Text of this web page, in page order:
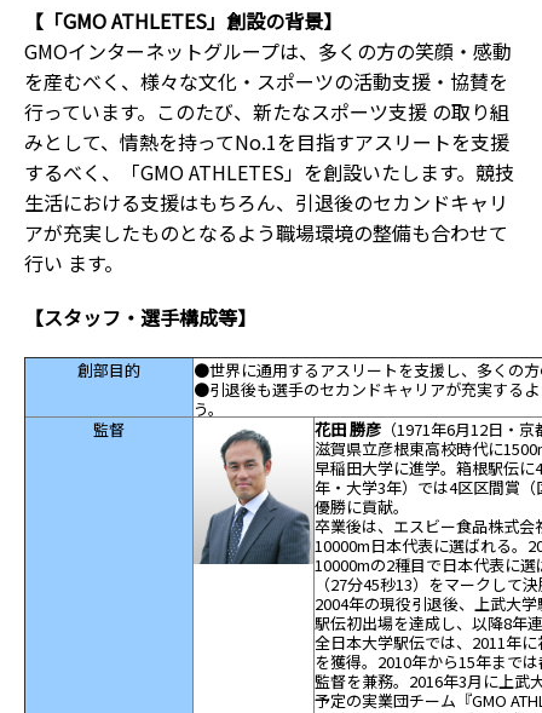
【「GMO ATHLETES」創設の背景】
GMOインターネットグループは、多くの方の笑顔・感動
を産むべく、様々な文化・スポーツの活動支援・協賛を
行っています。このたび、新たなスポーツ支援 の取り組
みとして、情熱を持ってNo.1を目指すアスリートを支援
するべく、「GMO ATHLETES」を創設いたします。競技
生活における支援はもちろん、引退後のセカンドキャリ
アが充実したものとなるよう職場環境の整備も合わせて
行い ます。
【スタッフ・選手構成等】
創部目的
●世界に通用するアスリートを支援し、多くの
●引退後も選手のセカンドキャリアが充実する
う。
監督
花田 勝彦 （1971年6月12日・京
滋賀県立彦根東高校時代に
早稲田大学に進学。箱根駅伝に4
年・大学3年）では4区区間賞（
優勝に貢献。
卒業後は、エスビー食品株式会
10000m日本代表に選ばれる。
10000mの2種目で日本代表に選
（27分45秒13）をマークして
2004年の現役引退後、上武大
駅伝初出場を達成し、以降8年
全日本大学駅伝では、 2011年に
を獲得。 2010年から15年まで
監督を兼務。 2016年3月に上武
予定の実業団チーム『GMO